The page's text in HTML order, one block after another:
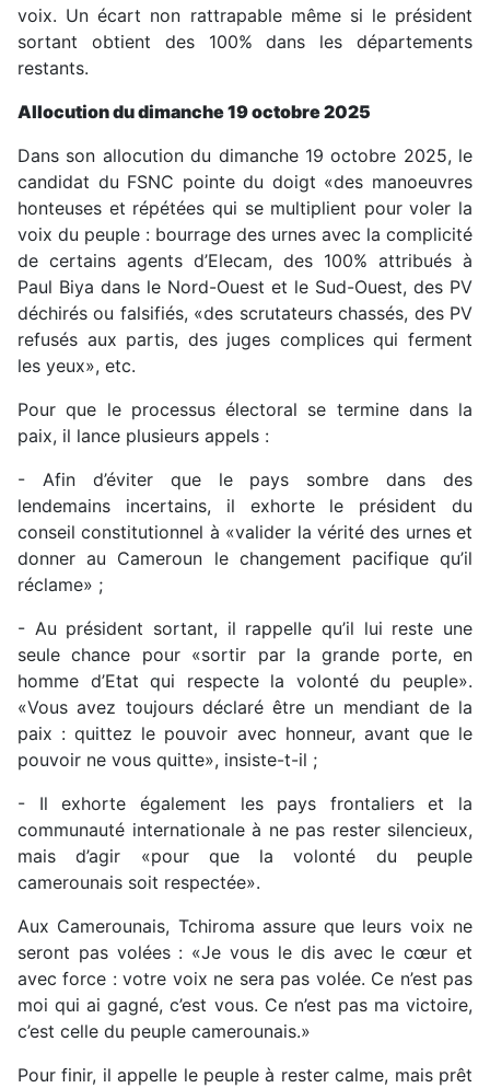
voix. Un écart non rattrapable même si le président
sortant obtient des 100% dans les départements
restants.
Allocution du dimanche 19 octobre 2025
Dans son allocution du dimanche 19 octobre 2025, le
candidat du FSNC pointe du doigt «des manoeuvres
honteuses et répétées qui se multiplient pour voler la
voix du peuple : bourrage des urnes avec la complicité
de certains agents d’Elecam, des 100% attribués à
Paul Biya dans le Nord-Ouest et le Sud-Ouest, des PV
déchirés ou falsifiés, «des scrutateurs chassés, des PV
refusés aux partis, des juges complices qui ferment
les yeux», etc.
Pour que le processus électoral se termine dans la
paix, il lance plusieurs appels :
- Afin d’éviter que le pays sombre dans des
lendemains incertains, il exhorte le président du
conseil constitutionnel à «valider la vérité des urnes et
donner au Cameroun le changement pacifique qu’il
réclame» ;
- Au président sortant, il rappelle qu’il lui reste une
seule chance pour «sortir par la grande porte, en
homme d’Etat qui respecte la volonté du peuple».
«Vous avez toujours déclaré être un mendiant de la
paix : quittez le pouvoir avec honneur, avant que le
pouvoir ne vous quitte», insiste-t-il ;
- Il exhorte également les pays frontaliers et la
communauté internationale à ne pas rester silencieux,
mais d’agir «pour que la volonté du peuple
camerounais soit respectée».
Aux Camerounais, Tchiroma assure que leurs voix ne
seront pas volées : «Je vous le dis avec le cœur et
avec force : votre voix ne sera pas volée. Ce n’est pas
moi qui ai gagné, c’est vous. Ce n’est pas ma victoire,
c’est celle du peuple camerounais.»
Pour finir, il appelle le peuple à rester calme, mais prêt